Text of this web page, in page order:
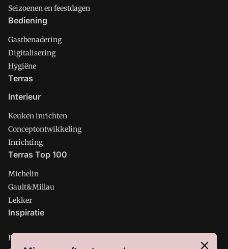
Seizoenen en feestdagen
Bediening
Gastbenadering
Digitalisering
Hygiëne
Terras
Interieur
Keuken inrichten
Conceptontwikkeling
Inrichting
Terras Top 100
Michelin
Gault&Millau
Lekker
Inspiratie
Restaurant